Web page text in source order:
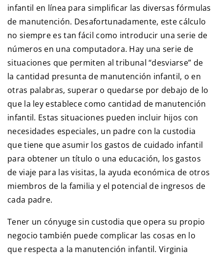
infantil en línea para simplificar las diversas fórmulas
de manutención. Desafortunadamente, este cálculo
no siempre es tan fácil como introducir una serie de
números en una computadora. Hay una serie de
situaciones que permiten al tribunal “desviarse” de
la cantidad presunta de manutención infantil, o en
otras palabras, superar o quedarse por debajo de lo
que la ley establece como cantidad de manutención
infantil. Estas situaciones pueden incluir hijos con
necesidades especiales, un padre con la custodia
que tiene que asumir los gastos de cuidado infantil
para obtener un título o una educación, los gastos
de viaje para las visitas, la ayuda económica de otros
miembros de la familia y el potencial de ingresos de
cada padre.
Tener un cónyuge sin custodia que opera su propio
negocio también puede complicar las cosas en lo
que respecta a la manutención infantil. Virginia